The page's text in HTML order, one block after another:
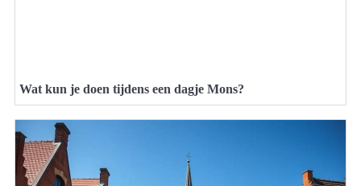
Wat kun je doen tijdens een dagje Mons?